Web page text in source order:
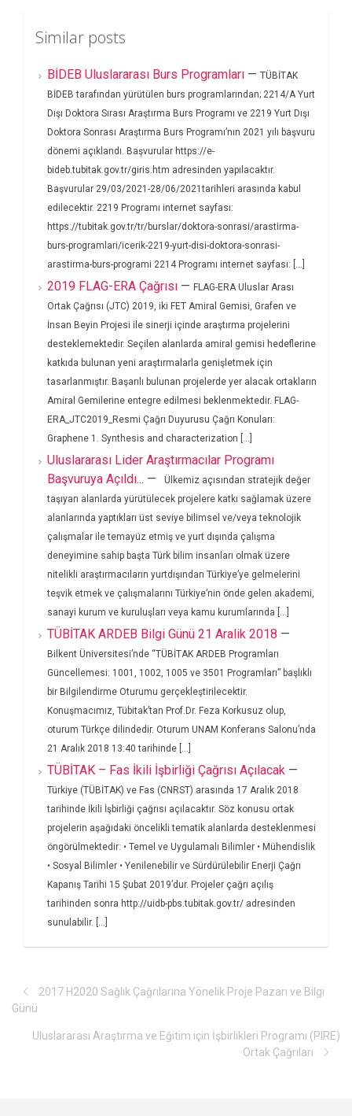
Similar posts
BİDEB Uluslararası Burs Programları — TÜBİTAK
BİDEB tarafından yürütülen burs programlarından; 2214/A Yurt
Dışı Doktora Sırası Araştırma Burs Programı ve 2219 Yurt Dışı
Doktora Sonrası Araştırma Burs Programı’nın 2021 yılı başvuru
dönemi açıklandı. Başvurular https://e-
bideb.tubitak.gov.tr/giris.htm adresinden yapılacaktır.
Başvurular 29/03/2021-28/06/2021tarihleri arasında kabul
edilecektir. 2219 Programı internet sayfası:
https://tubitak.gov.tr/tr/burslar/doktora-sonrasi/arastirma-
burs-programlari/icerik-2219-yurt-disi-doktora-sonrasi-
arastirma-burs-programi 2214 Programı internet sayfası: [...]
2019 FLAG-ERA Çağrısı — FLAG-ERA Uluslar Arası
Ortak Çağrısı (JTC) 2019, iki FET Amiral Gemisi, Grafen ve
İnsan Beyin Projesi ile sinerji içinde araştırma projelerini
desteklemektedir. Seçilen alanlarda amiral gemisi hedeflerine
katkıda bulunan yeni araştırmalarla genişletmek için
tasarlanmıştır. Başarılı bulunan projelerde yer alacak ortakların
Amiral Gemilerine entegre edilmesi beklenmektedir. FLAG-
ERA_JTC2019_Resmi Çağrı Duyurusu Çağrı Konuları:
Graphene 1. Synthesis and characterization [...]
Uluslararası Lider Araştırmacılar Programı
Başvuruya Açıldı... —
Ülkemiz açısından stratejik değer
taşıyan alanlarda yürütülecek projelere katkı sağlamak üzere
alanlarında yaptıkları üst seviye bilimsel ve/veya teknolojik
çalışmalar ile temayüz etmiş ve yurt dışında çalışma
deneyimine sahip başta Türk bilim insanları olmak üzere
nitelikli araştırmacıların yurtdışından Türkiye’ye gelmelerini
teşvik etmek ve çalışmalarını Türkiye’nin önde gelen akademi,
sanayi kurum ve kuruluşları veya kamu kurumlarında [...]
TÜBİTAK ARDEB Bilgi Günü 21 Aralik 2018 —
Bilkent Üniversitesi’nde “TÜBİTAK ARDEB Programları
Güncellemesi: 1001, 1002, 1005 ve 3501 Programları” başlıklı
bir Bilgilendirme Oturumu gerçekleştirilecektir.
Konuşmacımız, Tübitak’tan Prof.Dr. Feza Korkusuz olup,
oturum Türkçe dilindedir. Oturum UNAM Konferans Salonu’nda
21 Aralık 2018 13:40 tarihinde [...]
TÜBİTAK – Fas İkili İşbirliği Çağrısı Açılacak —
Türkiye (TÜBİTAK) ve Fas (CNRST) arasında 17 Aralık 2018
tarihinde İkili İşbirliği çağrısı açılacaktır. Söz konusu ortak
projelerin aşağıdaki öncelikli tematik alanlarda desteklenmesi
öngörülmektedir: • Temel ve Uygulamalı Bilimler • Mühendislik
• Sosyal Bilimler • Yenilenebilir ve Sürdürülebilir Enerji Çağrı
Kapanış Tarihi 15 Şubat 2019’dur. Projeler çağrı açılış
tarihinden sonra http://uidb-pbs.tubitak.gov.tr/ adresinden
sunulabilir. [...]
2017 H2020 Sağlık Çağrılarına Yönelik Proje Pazarı ve Bilgi
Günü
Uluslararası Araştırma ve Eğitim için İşbirlikleri Programı (PIRE)
Ortak Çağrıları